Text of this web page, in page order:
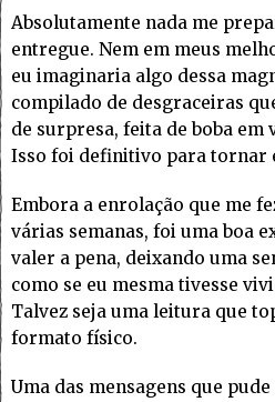
Absolutamente nada me
entregue. Nem em meus
eu imaginaria algo dessa
compilado de desgraceiras
de surpresa, feita de boba em
Isso foi definitivo para tornar
Embora a enrolação que me
várias semanas, foi uma boa
valer a pena, deixando uma
como se eu mesma tivesse
Talvez seja uma leitura que
formato físico.
Uma das mensagens que